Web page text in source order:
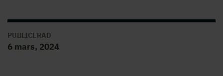
PUBLICERAD
6 mars, 2024